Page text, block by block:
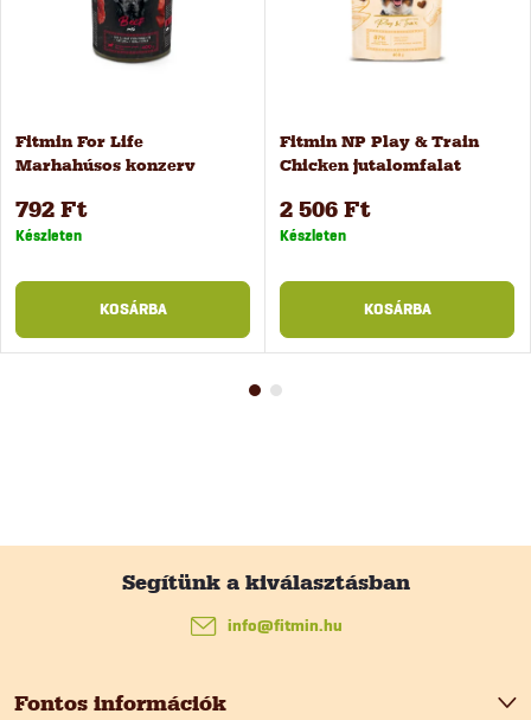
Fitmin For Life
Marhahúsos konzerv
792 Ft
Készleten
KOSÁRBA
Fitmin NP Play & Train
Chicken jutalomfalat
2 506 Ft
Készleten
KOSÁRBA
bFontos információk
info@fitmin.hu